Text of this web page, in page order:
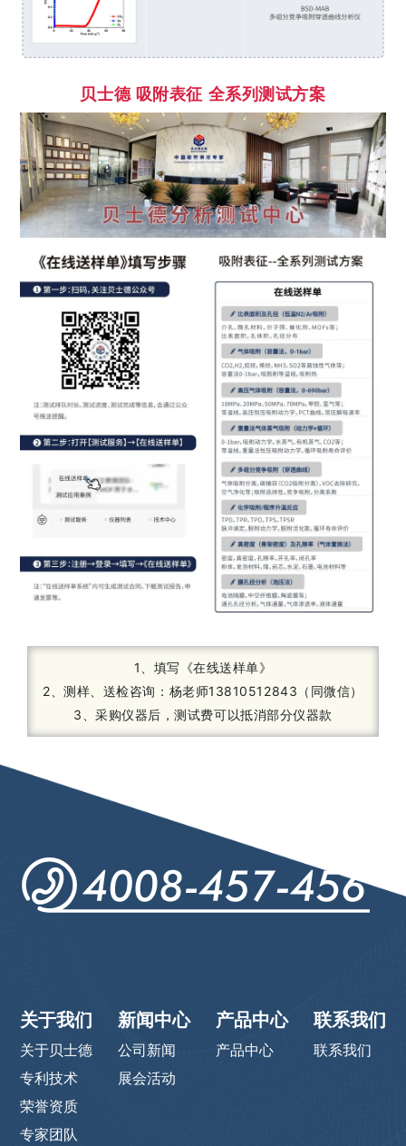
贝士德 吸附表征 全系列测试方案
1、填写《在线送样单》
2、测样、送检咨询：杨老师13810512843（同微信）
3、采购仪器后，测试费可以抵消部分仪器款
关于我们
关于贝士德
专利技术
荣誉资质
专家团队
新闻中心
公司新闻
展会活动
产品中心
产品中心
联系我们
联系我们